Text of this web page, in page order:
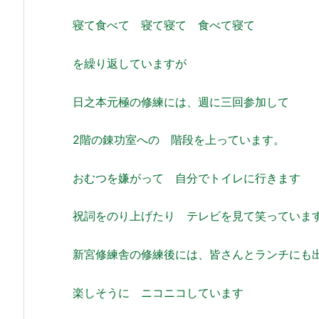
寝て食べて 寝て寝て 食べて寝て
を繰り返していますが
日之本元極の修練には、週に三回参加して
2階の錬功室への 階段を上っています。
おむつを嫌がって 自分でトイレに行きます
祝詞をのり上げたり テレビを見て笑っていま
新宮修練舎の修練後には、皆さんとランチにも
楽しそうに ニコニコしています